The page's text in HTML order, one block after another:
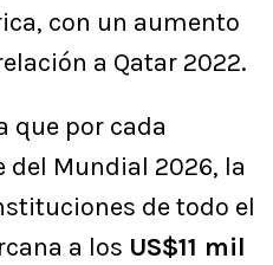
con un aumento
a Qatar 2022.
que por cada
Mundial 2026, la
de todo el
a los US$11 mil